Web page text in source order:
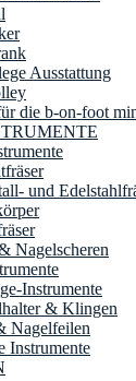
Ausstattung
die b-on-foot
und
Nagelscheren
Instrumente
& Klingen
Nagelfeilen
Instrumente